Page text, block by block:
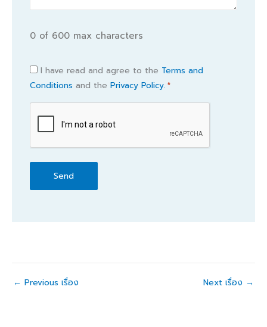
0 of 600 max characters
Consent
*
I have read and agree to the Terms and
Conditions and the Privacy Policy. *
← Previous เรื่อง Next เรื่อง →